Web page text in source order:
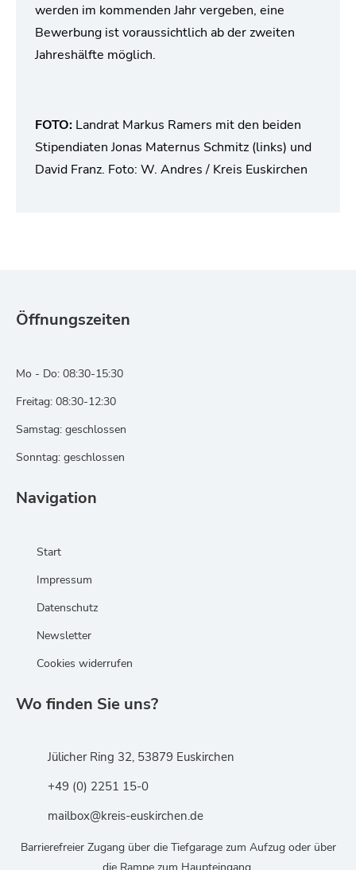
werden im kommenden Jahr vergeben, eine
Bewerbung ist voraussichtlich ab der zweiten
Jahreshälfte möglich.
FOTO: Landrat Markus Ramers mit den beiden
Stipendiaten Jonas Maternus Schmitz (links) und
David Franz. Foto: W. Andres / Kreis Euskirchen
Öffnungszeiten
Mo - Do: 08:30-15:30
Freitag: 08:30-12:30
Samstag: geschlossen
Sonntag: geschlossen
Navigation
Start
Impressum
Datenschutz
Newsletter
Cookies widerrufen
Wo finden Sie uns?
Jülicher Ring 32, 53879 Euskirchen
+49 (0) 2251 15-0
mailbox@kreis-euskirchen.de
Barrierefreier Zugang über die Tiefgarage zum Aufzug oder über